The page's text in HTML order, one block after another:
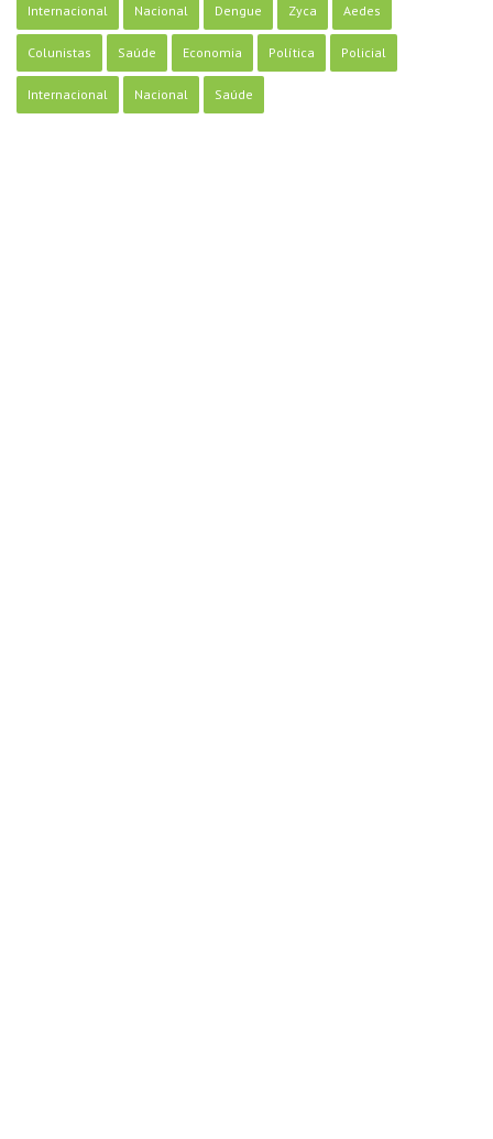
Internacional Nacional Dengue Zyca Aedes
Colunistas Saúde Economia Política Policial
Internacional Nacional Saúde